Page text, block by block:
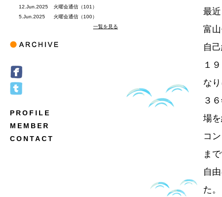
12.Jun.2025
火曜会通信（101）
5.Jun.2025
火曜会通信（100）
一覧を見る
PROFILE
MEMBER
CONTACT
最
富
自
１
な
３
場
コ
ま
自
た。